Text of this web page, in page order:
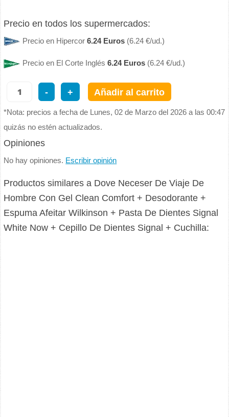
Precio en todos los supermercados:
Precio en Hipercor6.24 Euros (6.24 €/ud.)
Precio en El Corte Inglés6.24 Euros (6.24 €/ud.)
- + Añadir al carrito
*Nota: precios a fecha de Lunes, 02 de Marzo del 2026 a las 00:47
quizás no estén actualizados.
Opiniones
No hay opiniones. Escribir opinión
Productos similares a Dove Neceser De Viaje De
Hombre Con Gel Clean Comfort + Desodorante +
Espuma Afeitar Wilkinson + Pasta De Dientes Signal
White Now + Cepillo De Dientes Signal + Cuchilla: